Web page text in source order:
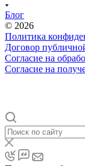
Блог
© 2026
Политика
Договор
Согласие на
Согласие на